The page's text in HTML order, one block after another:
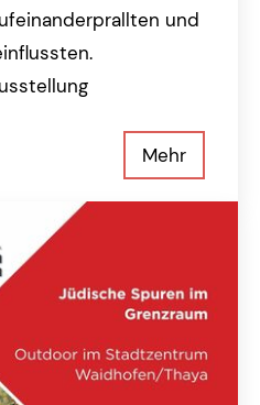
und
Mehr